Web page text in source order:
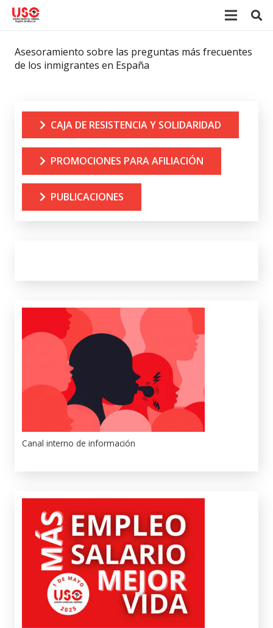
Asesoramiento sobre las preguntas más frecuentes
de los inmigrantes en España
CAJA DE RESISTENCIA Y SOLIDARIDAD
PROMOCIONES PARA AFILIACIÓN
PUBLICACIONES
Canal interno de información